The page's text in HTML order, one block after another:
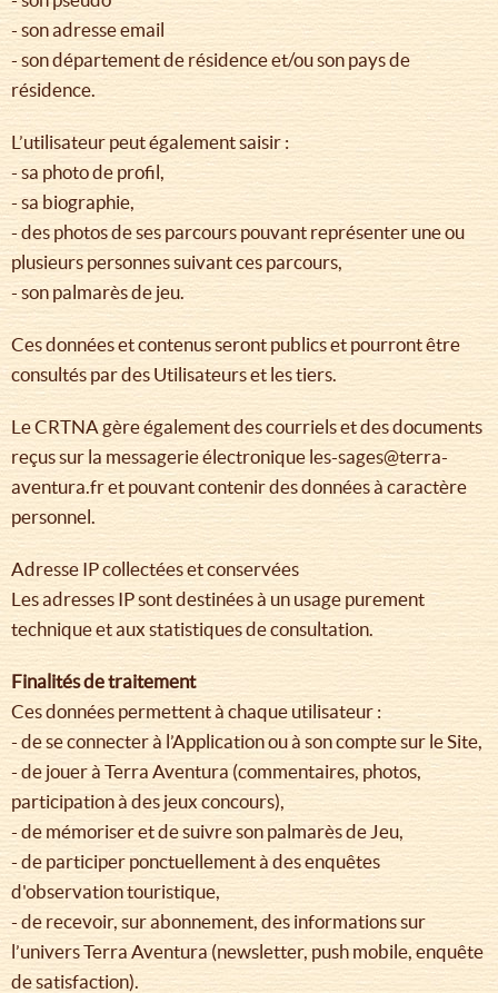
- son adresse email
- son département de résidence et/ou son pays de
résidence.
L’utilisateur peut également saisir :
- sa photo de profil,
- sa biographie,
- des photos de ses parcours pouvant représenter une ou
plusieurs personnes suivant ces parcours,
- son palmarès de jeu.
Ces données et contenus seront publics et pourront être
consultés par des Utilisateurs et les tiers.
Le CRTNA gère également des courriels et des documents
reçus sur la messagerie électronique les-sages@terra-
aventura.fr et pouvant contenir des données à caractère
personnel.
Adresse IP collectées et conservées
Les adresses IP sont destinées à un usage purement
technique et aux statistiques de consultation.
Finalités de traitement
Ces données permettent à chaque utilisateur :
- de se connecter à l’Application ou à son compte sur le Site,
- de jouer à Terra Aventura (commentaires, photos,
participation à des jeux concours),
- de mémoriser et de suivre son palmarès de Jeu,
- de participer ponctuellement à des enquêtes
d'observation touristique,
- de recevoir, sur abonnement, des informations sur
l’univers Terra Aventura (newsletter, push mobile, enquête
de satisfaction).